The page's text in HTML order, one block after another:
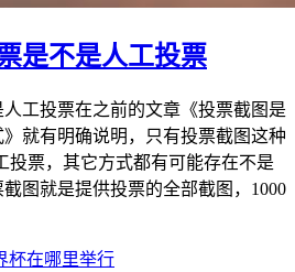
是不是人工投票
工投票在之前的文章《投票截图是
就有明确说明，只有投票截图这种
投票，其它方式都有可能存在不是
图就是提供投票的全部截图，1000
杯在哪里举行